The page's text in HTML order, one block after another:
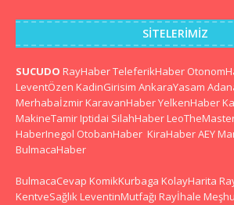
SITELERIMIZ
SUCUDO RayHaberTeleferikHaber
LeventÖzen KadinGirisim AnkaraYasam
Merhabaİzmir KaravanHaberYelkenHaber
MakineTamir Iptidai SilahHaber
HaberInegol OtobanHaber KiraHaberAEY
BulmacaHaber
BulmacaCevap KomikKurbaga KolayHarita
KentveSağlık LeventinMutfağı Rayİhale